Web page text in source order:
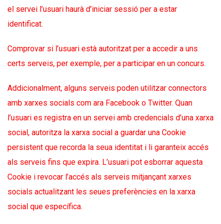
el servei l’usuari haurà d’iniciar sessió per a estar
identificat.
Comprovar si l’usuari està autoritzat per a accedir a uns
certs serveis, per exemple, per a participar en un concurs.
Addicionalment, alguns serveis poden utilitzar connectors
amb xarxes socials com ara Facebook o Twitter. Quan
l’usuari es registra en un servei amb credencials d’una xarxa
social, autoritza la xarxa social a guardar una Cookie
persistent que recorda la seua identitat i li garanteix accés
als serveis fins que expira. L’usuari pot esborrar aquesta
Cookie i revocar l’accés als serveis mitjançant xarxes
socials actualitzant les seues preferències en la xarxa
social que específica.